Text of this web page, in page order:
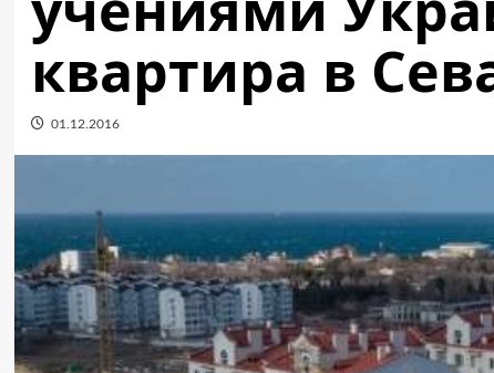
квартира в
01.12.2016